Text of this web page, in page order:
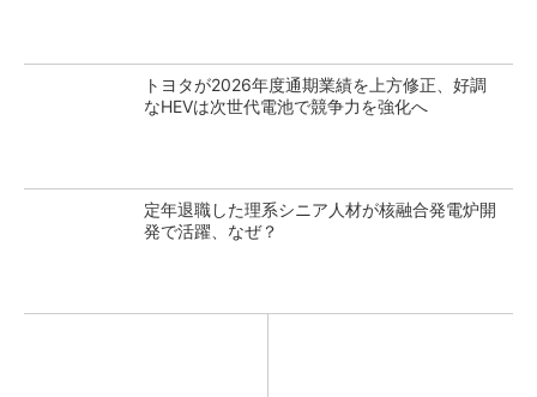
トヨタが2026年度通期業績を上方修正、好調
なHEVは次世代電池で競争力を強化へ
定年退職した理系シニア人材が核融合発電炉開
発で活躍、なぜ？